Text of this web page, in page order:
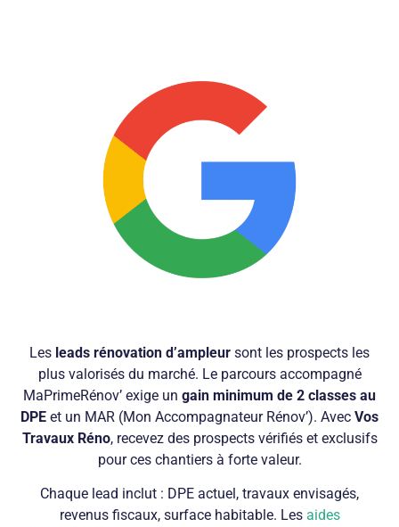
Les leads rénovation d’ampleur sont les prospects les
plus valorisés du marché. Le parcours accompagné
MaPrimeRénov’ exige un gain minimum de 2 classes au
DPE et un MAR (Mon Accompagnateur Rénov’). Avec Vos
Travaux Réno, recevez des prospects vérifiés et exclusifs
pour ces chantiers à forte valeur.
Chaque lead inclut : DPE actuel, travaux envisagés,
revenus fiscaux, surface habitable. Les aides